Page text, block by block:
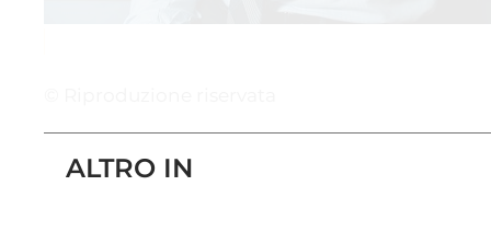
ALTRO IN